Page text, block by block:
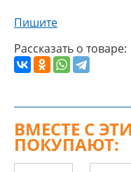
Пишите
Рассказать о товаре:
ВМЕСТЕ С
ПОКУПАЮТ: